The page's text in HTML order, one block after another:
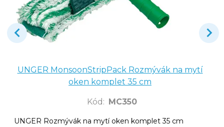
UNGER MonsoonStripPack Rozmývák na mytí
oken komplet 35 cm
Kód : MC350
UNGER Rozmývák na mytí oken komplet 35 cm